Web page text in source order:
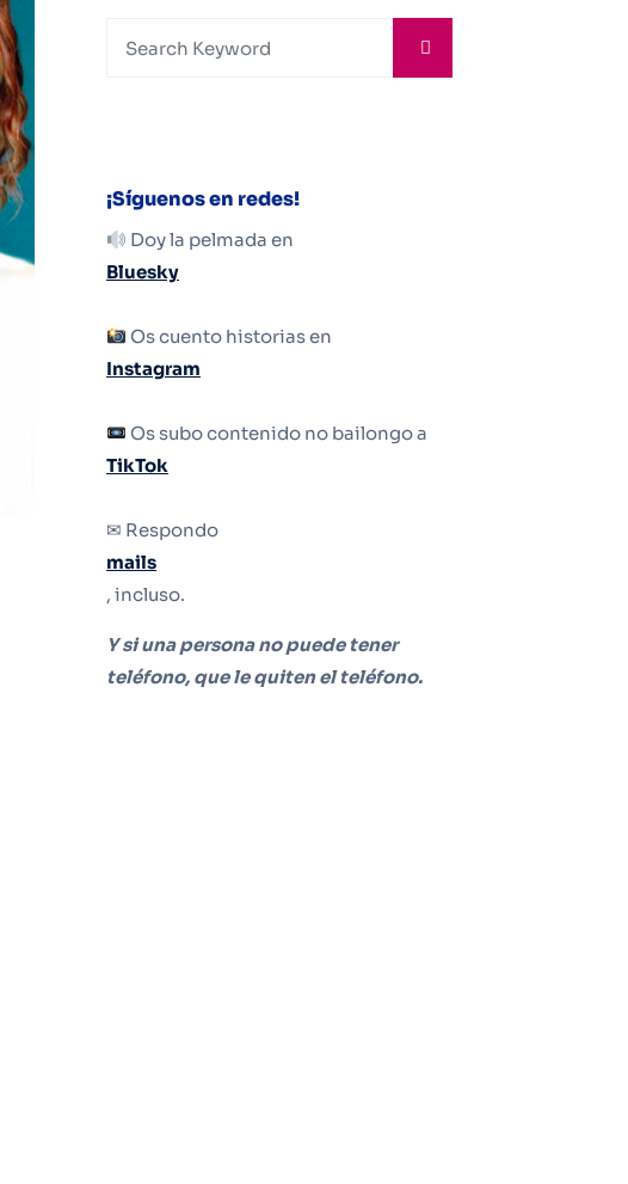
¡Síguenos en redes!
Doy la pelmada en
Bluesky
Os cuento historias en
Instagram
Os subo contenido no bailongo a
TikTok
✉ Respondo
mails
, incluso.
Y si una persona no puede tener
teléfono, que le quiten el teléfono.